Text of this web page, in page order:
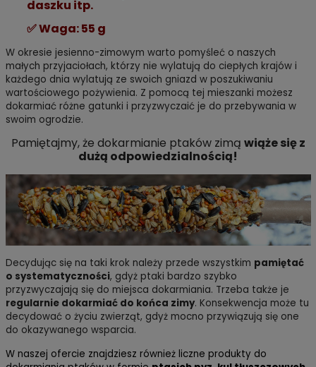
daszku itp.
✅Waga: 55 g
W okresie jesienno-zimowym warto pomyśleć o naszych
małych przyjaciołach, którzy nie wylatują do ciepłych krajów i
każdego dnia wylatują ze swoich gniazd w poszukiwaniu
wartościowego pożywienia. Z pomocą tej mieszanki możesz
dokarmiać różne gatunki i przyzwyczaić je do przebywania w
swoim ogrodzie.
Pamiętajmy, że dokarmianie ptaków zimą wiąże się z
dużą odpowiedzialnością!
Decydując się na taki krok należy przede wszystkim pamiętać
o systematyczności, gdyż ptaki bardzo szybko
przyzwyczajają się do miejsca dokarmiania. Trzeba także je
regularnie dokarmiać do końca zimy. Konsekwencja może tu
decydować o życiu zwierząt, gdyż mocno przywiązują się one
do okazywanego wsparcia.
W naszej ofercie znajdziesz również liczne produkty do